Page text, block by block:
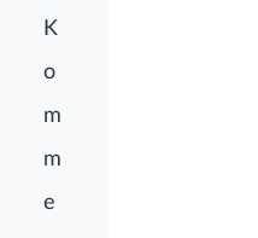
K
o
m
m
e